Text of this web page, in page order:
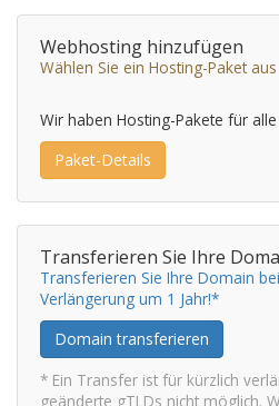
Webhosting hinzufügen
Wählen Sie ein Hosting-Paket aus
Wir haben Hosting-Pakete für
Paket-Details
Transferieren Sie Ihre
Transferieren Sie Ihre Domain
Verlängerung um 1 Jahr!*
Domain transferieren
* Ein Transfer ist für kürzlich
geänderte gTLDs nicht möglich.